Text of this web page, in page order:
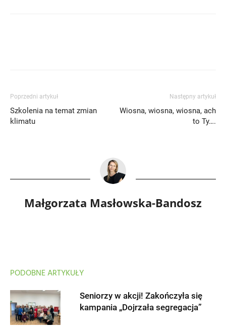
Poprzedni artykuł
Szkolenia na temat zmian
klimatu
Następny artykuł
Wiosna, wiosna, wiosna, ach
to Ty….
Małgorzata Masłowska-Bandosz
PODOBNE ARTYKUŁY
Seniorzy w akcji! Zakończyła się
kampania „Dojrzała segregacja”